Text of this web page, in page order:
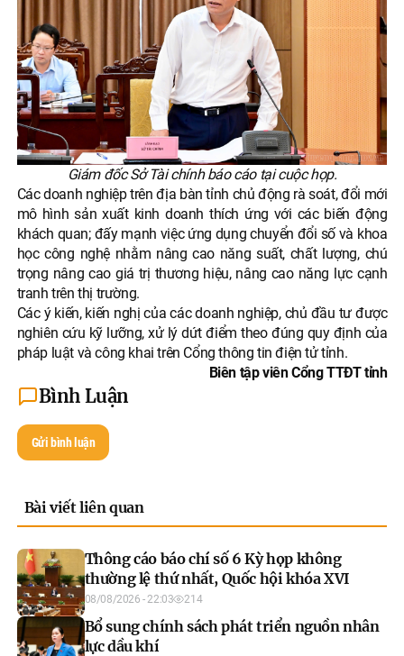
Giám đốc Sở Tài chính báo cáo tại cuộc họp.
Các doanh nghiệp trên địa bàn tỉnh chủ động rà soát, đổi mới
mô hình sản xuất kinh doanh thích ứng với các biến động
khách quan; đấy mạnh việc ứng dụng chuyển đổi số và khoa
học công nghệ nhằm nâng cao năng suất, chất lượng, chú
trọng nâng cao giá trị thương hiệu, nâng cao năng lực cạnh
tranh trên thị trường.
Các ý kiến, kiến nghị của các doanh nghiệp, chủ đầu tư được
nghiên cứu kỹ lưỡng, xử lý dứt điểm theo đúng quy định của
pháp luật và công khai trên Cổng thông tin điện tử tỉnh.
Biên tập viên Cổng TTĐT tỉnh
Bình Luận
Gửi bình luận
Bài viết liên quan
Thông cáo báo chí số 6 Kỳ họp không
thường lệ thứ nhất, Quốc hội khóa XVI
08/08/2026 - 22:03 214
Bổ sung chính sách phát triển nguồn nhân
lực dầu khí